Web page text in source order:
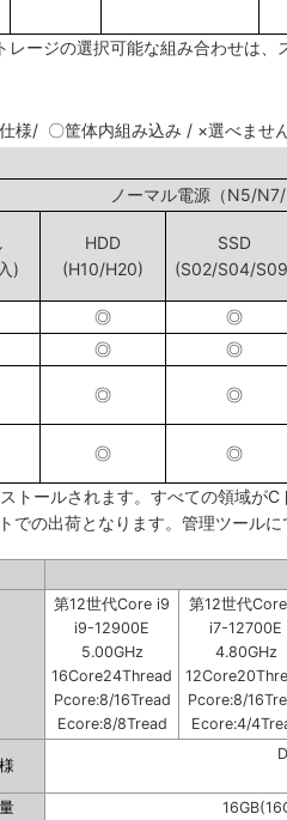
ージの選択可能な組み合わせは、
様/ 〇筐体内組み込み / ×選べませ
ノーマル電源（
)
HDD
(H10/H20)
SSD
(S02/S04/
◎
◎
◎
◎
◎ ◎
◎ ◎
トールされます。すべての領域がC
での出荷となります。管理ツール
第12世代Core i9
i9-12900E
5.00GHz
16Core24Thread
Pcore:8/16Tread
Ecore:8/8Tread
第12世代
i7-12700E
4.80GHz
Pcore:8/
Ecore:4/